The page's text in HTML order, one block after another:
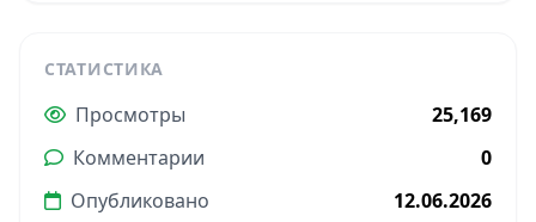
СТАТИСТИКА
Просмотры
25,169
Комментарии
0
Опубликовано
12.06.2026